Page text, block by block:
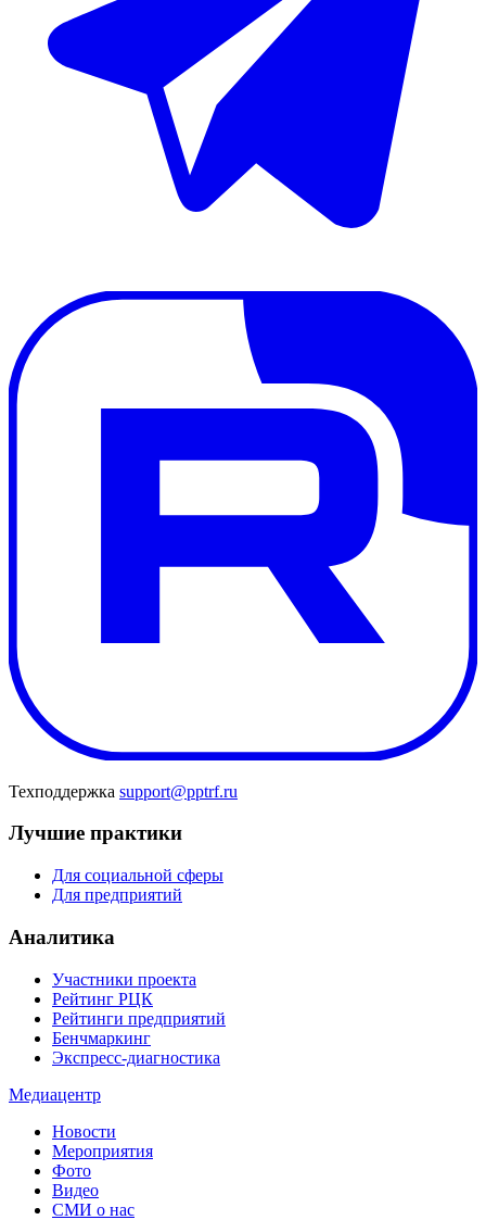
Техподдержка support@pptrf.ru
Лучшие практики
Для социальной сферы
Для предприятий
Аналитика
Участники проекта
Рейтинг РЦК
Рейтинги предприятий
Бенчмаркинг
Экспресс-диагностика
Медиацентр
Новости
Мероприятия
Фото
Видео
СМИ о нас